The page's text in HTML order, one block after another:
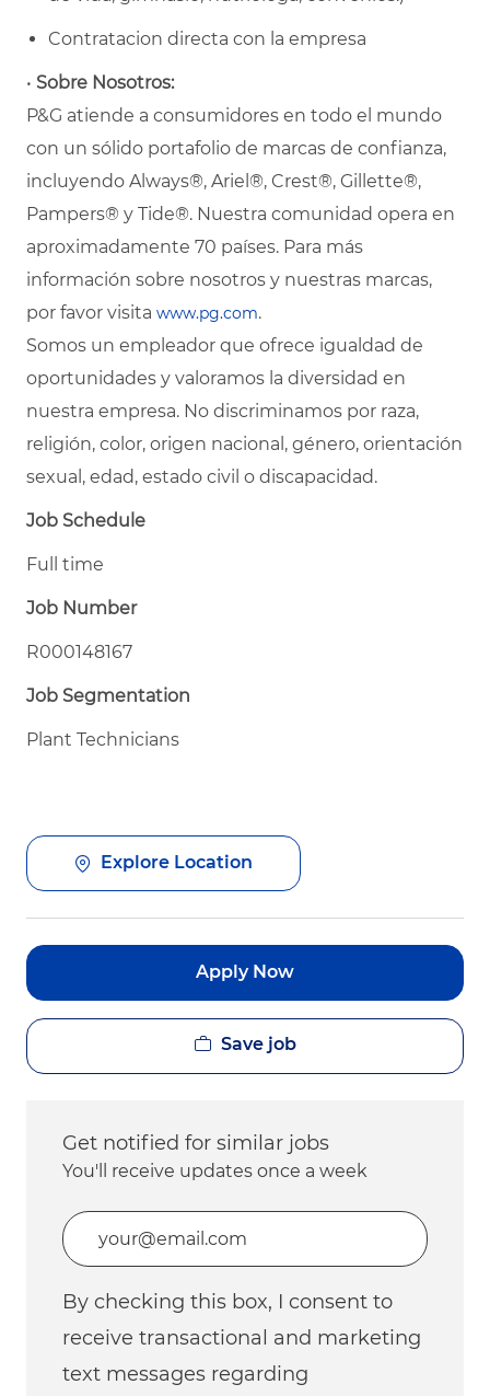
Contratacion directa con la empresa
• Sobre Nosotros:
P&G atiende a consumidores en todo el mundo
con un sólido portafolio de marcas de confianza,
incluyendo Always®, Ariel®, Crest®, Gillette®,
Pampers® y Tide®. Nuestra comunidad opera en
aproximadamente 70 países. Para más
información sobre nosotros y nuestras marcas,
por favor visita www.pg.com.
Somos un empleador que ofrece igualdad de
oportunidades y valoramos la diversidad en
nuestra empresa. No discriminamos por raza,
religión, color, origen nacional, género, orientación
sexual, edad, estado civil o discapacidad.
Job Schedule
Full time
Job Number
R000148167
Job Segmentation
Plant Technicians
Explore Location
Apply Now
Save job
Get notified for similar jobs
You'll receive updates once a week
Enter Email address (Required)
By checking this box, I consent to
receive transactional and marketing
text messages regarding